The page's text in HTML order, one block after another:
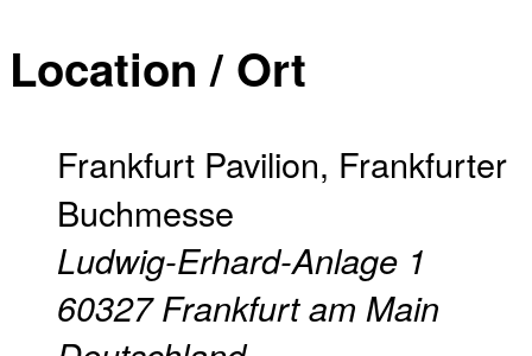
Location / Ort
Frankfurt Pavilion, Frankfurter
Buchmesse
Ludwig-Erhard-Anlage 1
60327 Frankfurt am Main